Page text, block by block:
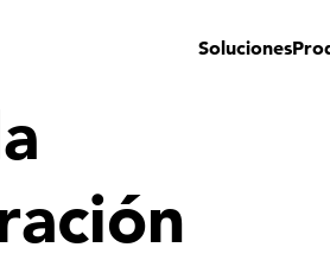
Soluciones